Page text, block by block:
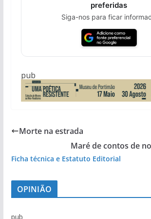
preferidas
Siga-nos para ficar
pub
Morte na estrada
Maré de contos de
Ficha técnica e Estatuto Editorial
OPINIÃO
pub